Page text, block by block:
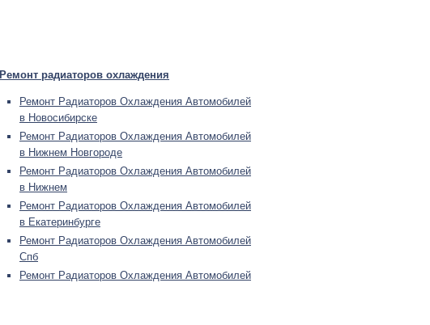
Ремонт радиаторов охлаждения
Ремонт Радиаторов Охлаждения Автомобилей
в Новосибирске
Ремонт Радиаторов Охлаждения Автомобилей
в Нижнем Новгороде
Ремонт Радиаторов Охлаждения Автомобилей
в Нижнем
Ремонт Радиаторов Охлаждения Автомобилей
в Екатеринбурге
Ремонт Радиаторов Охлаждения Автомобилей
Спб
Ремонт Радиаторов Охлаждения Автомобилей